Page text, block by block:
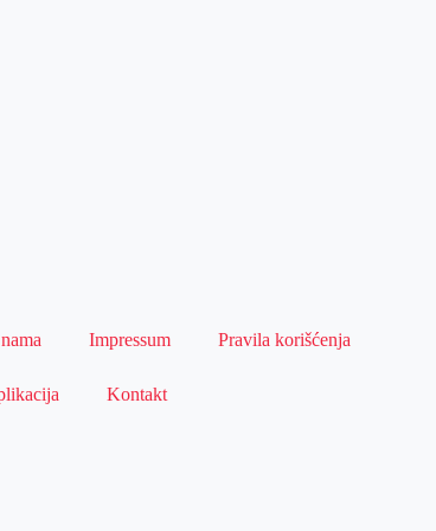
Impressum Pravila korišćenja
Kontakt